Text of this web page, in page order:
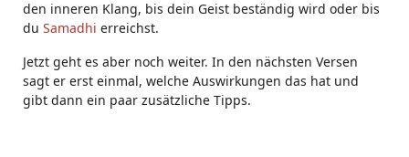
den inneren Klang, bis dein Geist beständig wird oder bis
du Samadhi erreichst.
Jetzt geht es aber noch weiter. In den nächsten Versen
sagt er erst einmal, welche Auswirkungen das hat und
gibt dann ein paar zusätzliche Tipps.